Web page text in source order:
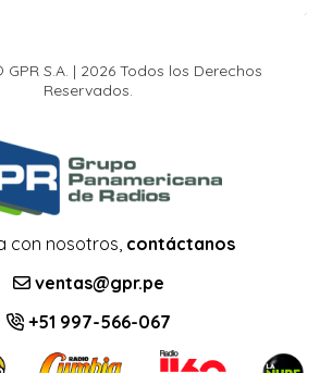
S.A. | 2026 Todos los Derechos
Reservados.
con nosotros, contáctanos
ventas@gpr.pe
+51 997-566-067